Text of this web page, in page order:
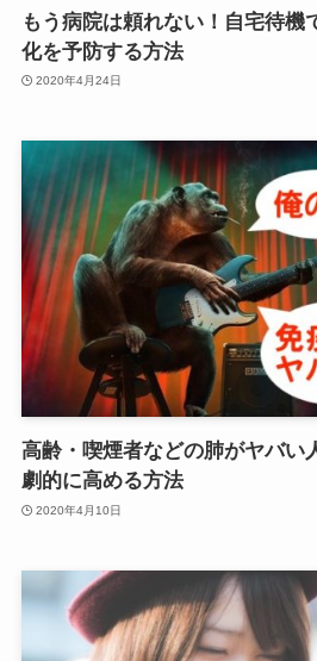
もう病院は頼れない！自宅待機
化を予防する方法
2020年4月24日
高齢・喫煙者などの肺がヤバい
劇的に高める方法
2020年4月10日